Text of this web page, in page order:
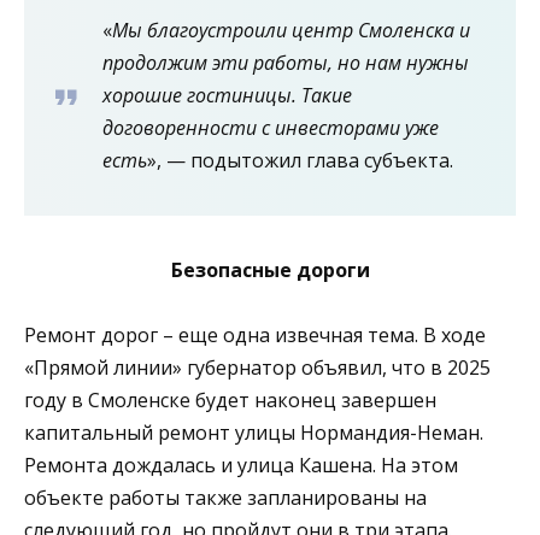
«Мы благоустроили центр Смоленска и
продолжим эти работы, но нам нужны
хорошие гостиницы. Такие
договоренности с инвесторами уже
есть», — подытожил глава субъекта.
Безопасные дороги
Ремонт дорог – еще одна извечная тема. В ходе
«Прямой линии» губернатор объявил, что в 2025
году в Смоленске будет наконец завершен
капитальный ремонт улицы Нормандия-Неман.
Ремонта дождалась и улица Кашена. На этом
объекте работы также запланированы на